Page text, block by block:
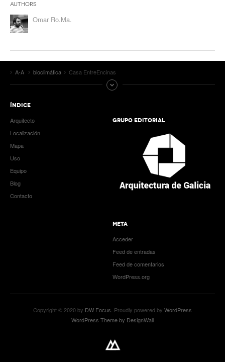
Authors
Omar Ro.Ma.
A-A bioclimática Casa EntreEncinas
ÍNDICE
Arquitecto
Localización
Mapa
Uso
Equipo
Blog
Contacto
GRUPO EDITORIAL
META
Acceder
Feed de entradas
Feed de comentarios
WordPress.org
Copyright © 2020 by DW Focus . Proudly powered by WordPress
WordPress Theme by DesignWall